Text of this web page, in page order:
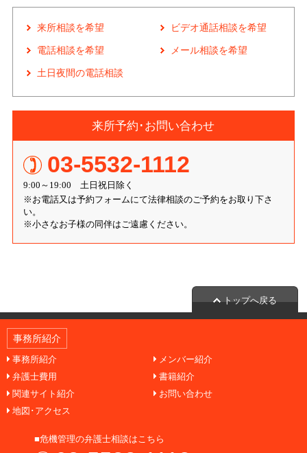
来所相談を希望 ビデオ通話相談を希望
電話相談を希望 メール相談を希望
土日夜間の電話相談
来所予約･お問い合わせ
03-5532-1112
9:00～19:00 土日祝日除く
※お電話又は予約フォームにて法律相談のご予約をお取り下さ
い。
※小さなお子様の同伴はご遠慮ください。
トップへ戻る
事務所紹介
事務所紹介
メンバー紹介
弁護士費用
書籍紹介
関連サイト紹介
お問い合わせ
地図･アクセス
■危機管理の弁護士相談はこちら